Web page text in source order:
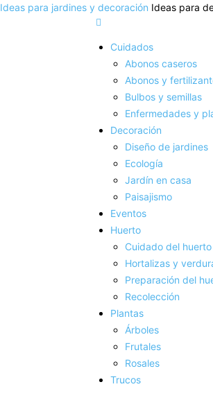
Ideas para jardines y decoración Ideas para
Cuidados
Abonos caseros
Abonos y
Bulbos y semillas
Enfermedades y
Decoración
Diseño de jardines
Ecología
Jardín en casa
Paisajismo
Eventos
Huerto
Cuidado del huerto
Hortalizas y
Preparación del
Recolección
Plantas
Árboles
Frutales
Rosales
Trucos